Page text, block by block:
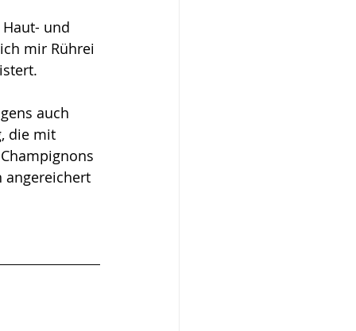
und
mir Rührei
auch
die mit
angereichert